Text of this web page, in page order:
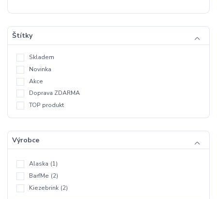
Štítky
Skladem
Novinka
Akce
Doprava ZDARMA
TOP produkt
Výrobce
Alaska (1)
BarfMe (2)
Kiezebrink (2)